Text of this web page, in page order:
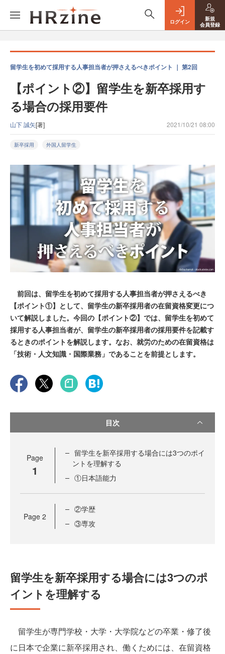
ログイン
新規
会員登録
留学生を初めて採用する人事担当者が押さえるべきポイント ｜ 第2回
【ポイント②】留学生を新卒採用す
る場合の採用要件
山下 誠矢[著] 2021/10/21 08:00
新卒採用 外国人留学生
前回は、留学生を初めて採用する人事担当者が押さえるべき
【ポイント①】として、留学生の新卒採用者の在留資格変更につ
いて解説しました。今回の【ポイント②】では、留学生を初めて
採用する人事担当者が、留学生の新卒採用者の採用要件を記載す
るときのポイントを解説します。なお、就労のための在留資格は
「技術・人文知識・国際業務」であることを前提とします。
目次
Page
1
留学生を新卒採用する場合には3つのポイ
ントを理解する
①日本語能力
Page 2
②学歴
③専攻
留学生を新卒採用する場合には3つのポ
イントを理解する
留学生が専門学校・大学・大学院などの卒業・修了後
に日本で企業に新卒採用され、働くためには、在留資格